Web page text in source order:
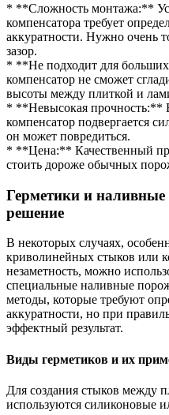
* **Сложность монтажа:**
компенсатора требует
аккуратности. Нужно очень
зазор.
* **Не подходит для
компенсатор не сможет
высоты между плиткой и
* **Невысокая прочность:**
компенсатор подвергается
он может повредиться.
* **Цена:** Качественный
стоить дороже обычных
Герметики и
решение
В некоторых случаях,
криволинейных стыков или
незаметность, можно
специальные наливные
методы, которые требуют
аккуратности, но при
эффектный результат.
Виды герметиков и их
Для создания стыков между
используются силиконовые